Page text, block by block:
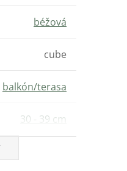
béžová
cube
balkón/terasa
30 - 39 cm